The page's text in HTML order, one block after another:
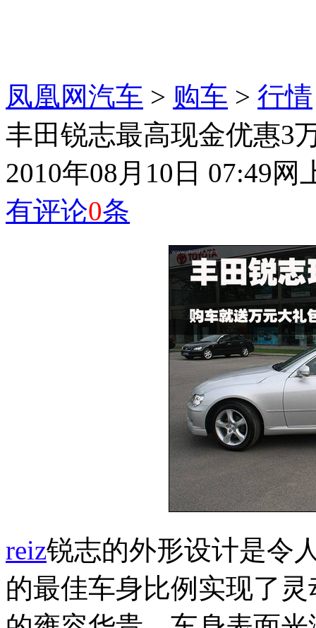
凤凰网汽车 > 购车 > 行情
丰田锐志最高现金优惠3
2010年08月10日 07:49网
有评论0条
reiz锐志的外形设计是令
的最佳车身比例实现了